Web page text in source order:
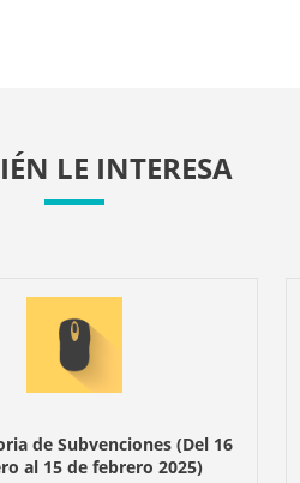
LE INTERESA
de Subvenciones (Del 16
al 15 de febrero 2025)